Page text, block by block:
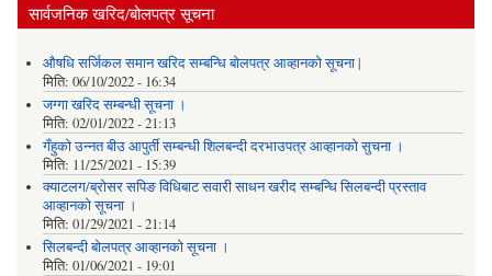
सार्वजनिक खरिद/बोलपत्र सूचना
औषधि सर्जिकल समान खरिद सम्बन्धि बोलपत्र आव्हानको सूचना |
मिति: 06/10/2022 - 16:34
जग्गा खरिद सम्बन्धी सूचना ।
मिति: 02/01/2022 - 21:13
गँहुकाे उन्नत बीउ आपुर्ती सम्बन्धी शिलबन्दी दरभाउपत्र आव्हानकाे सुचना ।
मिति: 11/25/2021 - 15:39
क्याटलग/ब्रोसर सपिङ विधिबाट सवारी साधन खरीद सम्बन्धि सिलबन्दी प्रस्ताव
आव्हानको सूचना ।
मिति: 01/29/2021 - 21:14
सिलबन्दी बोलपत्र आव्हानको सूचना ।
मिति: 01/06/2021 - 19:01